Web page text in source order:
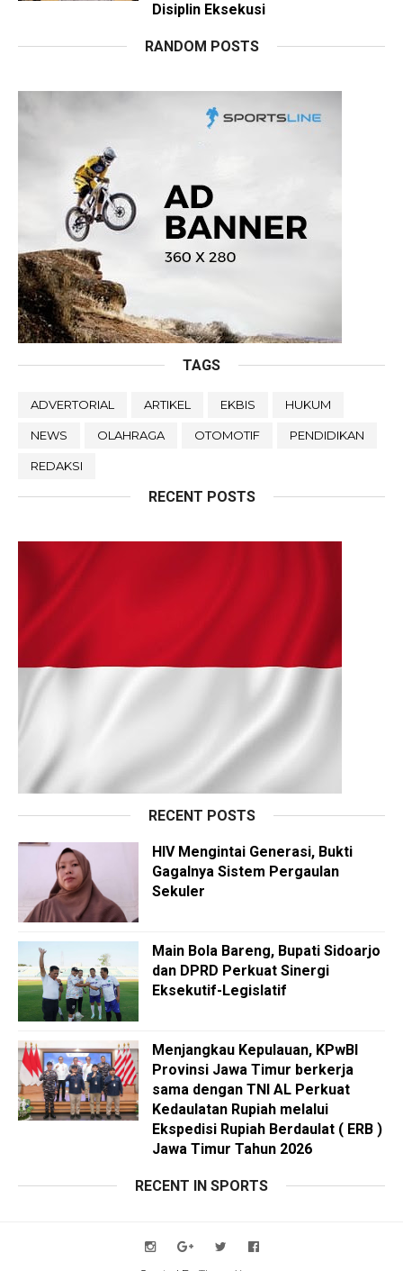
Disiplin Eksekusi
RANDOM POSTS
TAGS
ADVERTORIAL ARTIKEL EKBIS HUKUM
NEWS OLAHRAGA OTOMOTIF PENDIDIKAN
REDAKSI
RECENT POSTS
RECENT POSTS
HIV Mengintai Generasi, Bukti
Gagalnya Sistem Pergaulan
Sekuler
Main Bola Bareng, Bupati Sidoarjo
dan DPRD Perkuat Sinergi
Eksekutif-Legislatif
Menjangkau Kepulauan, KPwBI
Provinsi Jawa Timur berkerja
sama dengan TNI AL Perkuat
Kedaulatan Rupiah melalui
Ekspedisi Rupiah Berdaulat ( ERB )
Jawa Timur Tahun 2026
RECENT IN SPORTS